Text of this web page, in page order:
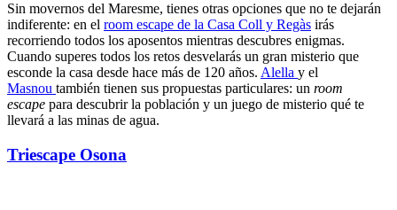
Sin movernos del Maresme, tienes otras opciones que no te dejarán
indiferente: en el room escape de la Casa Coll y Regàs irás
recorriendo todos los aposentos mientras descubres enigmas.
Cuando superes todos los retos desvelarás un gran misterio que
esconde la casa desde hace más de 120 años. Alella y el
Masnou también tienen sus propuestas particulares: un room
escape para descubrir la población y un juego de misterio qué te
llevará a las minas de agua.
Triescape Osona